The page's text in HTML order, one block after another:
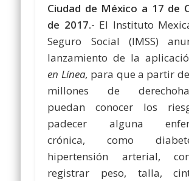
Ciudad de México a 17 de
de 2017.- El Instituto
Seguro Social (IMSS)
lanzamiento de la
en Línea, para que a partir
millones de
puedan conocer los
padecer alguna
crónica, como
hipertensión arterial,
registrar peso, talla,